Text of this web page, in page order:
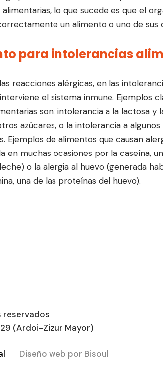
alimentarias, lo que sucede es que el
un alimento o uno de sus
para intolerancias
reacciones alérgicas, en las
el sistema inmune. Ejemplos
son: intolerancia a la lactosa y
azúcares, o la intolerancia a algunos
Ejemplos de alimentos que causan
en muchas ocasiones por la caseína,
o la alergia al huevo (generada
una de las proteínas del huevo).
reservados
(Ardoi-Zizur Mayor)
Diseño web por Bisoul